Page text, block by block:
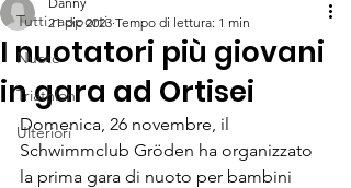
Tutti rapporti
Nuoto
Triathlon
Ulteriori
I nuotatori più giovani
in gara ad Ortisei
21 dic 2023 Tempo di lettura: 1 min
Domenica, 26 novembre, il
Schwimmclub Gröden ha organizzato
la prima gara di nuoto per bambini